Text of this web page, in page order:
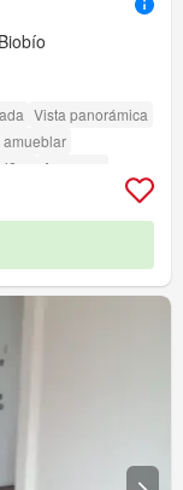
Vista panorámica
amueblar
Ascensor